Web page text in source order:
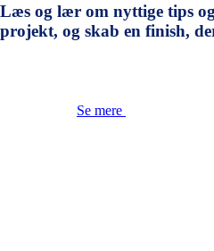
Læs og lær om nyttige tips
projekt, og skab en finish,
Se mere